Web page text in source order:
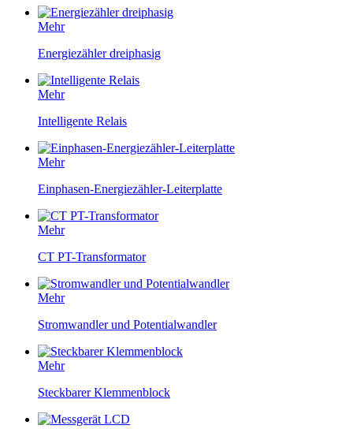
Mehr
Energiezähler dreiphasig
Mehr
Intelligente Relais
Mehr
Einphasen-Energiezähler-Leiterplatte
Mehr
CT PT-Transformator
Mehr
Stromwandler und Potentialwandler
Mehr
Steckbarer Klemmenblock